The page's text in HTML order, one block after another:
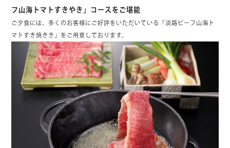
フ山海トマトすきやき」コースをご堪能
ご夕食には、多くのお客様にご好評をいただいている「淡路ビーフ山海ト
マトすき焼きき」をご用意しております。